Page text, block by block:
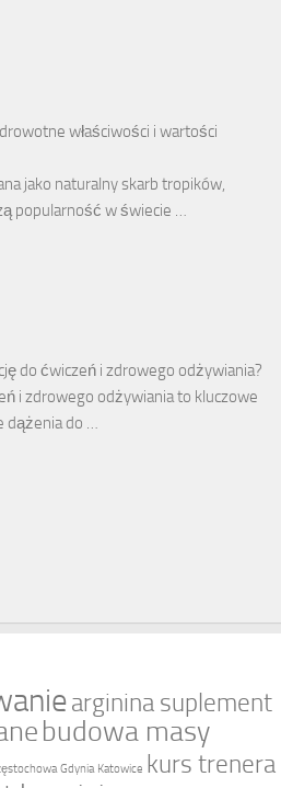
właściwości i wartości
jako naturalny skarb tropików,
popularność w świecie …
do ćwiczeń i zdrowego odżywiania?
i zdrowego odżywiania to kluczowe
dążenia do …
arginina suplement
budowa masy
Gdynia Katowice kurs trenera